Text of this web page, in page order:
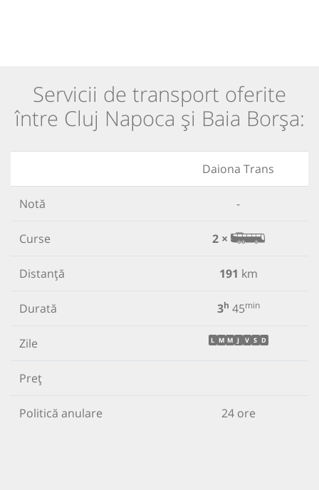
Servicii de transport oferite
între Cluj Napoca și Baia Borşa:
Daiona Trans
Notă -
Curse 2 ×
Distanță 191 km
Durată 3h 45min
Zile L M M J V S D
Preț
Politică anulare 24 ore